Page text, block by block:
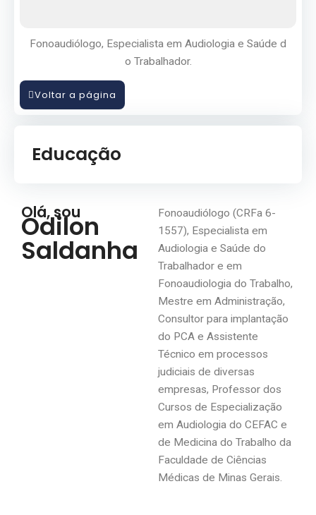
Fonoaudiólogo, Especialista em Audiologia e Saúde d
o Trabalhador.
Voltar a página
Educação
Olá, sou
Odilon
Saldanha
Fonoaudiólogo (CRFa 6-
1557), Especialista em
Audiologia e Saúde do
Trabalhador e em
Fonoaudiologia do Trabalho,
Mestre em Administração,
Consultor para implantação
do PCA e Assistente
Técnico em processos
judiciais de diversas
empresas, Professor dos
Cursos de Especialização
em Audiologia do CEFAC e
de Medicina do Trabalho da
Faculdade de Ciências
Médicas de Minas Gerais.